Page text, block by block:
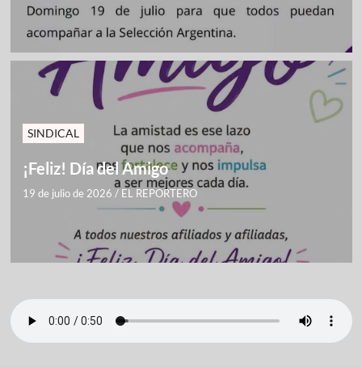
SINDICAL
¡Feliz! Día del Amigo
19 de julio de 2026 / EL REPORTERO